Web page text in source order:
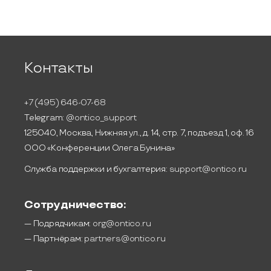
Контакты
+7 (495) 646-07-68
Telegram: @ontico_support
125040, Москва, Нижняя ул., д. 14, стр. 7, подъезд 1, оф. 16
ООО «Конференции Олега Бунина»
Служба поддержки и бухгалтерия: support@ontico.ru
Сотрудничество:
— Подрядчикам: org@ontico.ru
— Партнёрам: partners@ontico.ru